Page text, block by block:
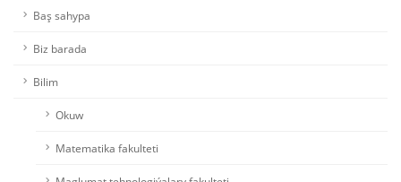
Baş sahypa
Biz barada
Bilim
Okuw
Matematika fakulteti